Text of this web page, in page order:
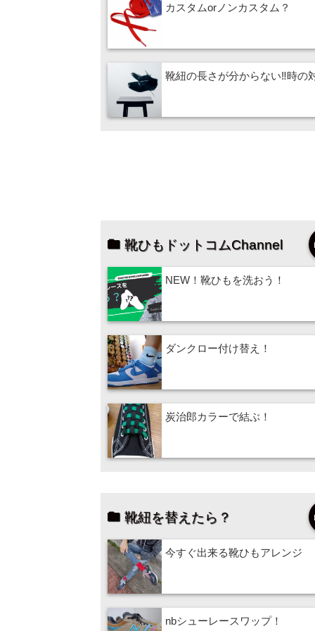
カスタムorノンカスタム？
靴紐の長さが分からない‼時の
靴ひもドットコムChannel
NEW！靴ひもを洗おう！
ダンクロー付け替え！
炭治郎カラーで結ぶ！
靴紐を替えたら？
今すぐ出来る靴ひもアレンジ
nbシューレースワップ！